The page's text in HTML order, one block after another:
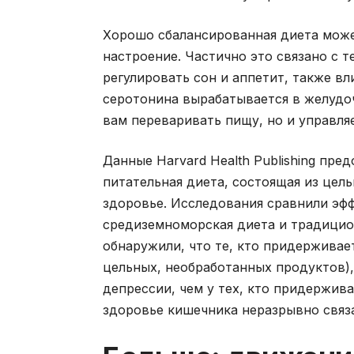
Хорошо сбалансированная диета
настроение. Частично это связано с
регулировать сон и аппетит, также
серотонина вырабатывается в
вам переваривать пищу, но и
Данные Harvard Health Publishing
питательная диета, состоящая из
здоровье. Исследования сравнили
средиземноморская диета и
обнаружили, что те, кто
цельных, необработанных
депрессии, чем у тех, кто
здоровье кишечника неразрывно